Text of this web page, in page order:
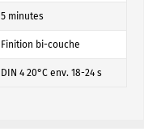
5 minutes
Finition bi-couche
DIN 4 20°C env. 18-24 s